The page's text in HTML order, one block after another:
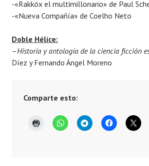
o
,
0
1
8
-«Rakkóx el multimillonario» de Paul
-«Nueva Compañía» de Coelho Neto
Doble Hélice:
–Historia y antología de la ciencia ficción
Díez y Fernando Ángel Moreno
Comparte esto: